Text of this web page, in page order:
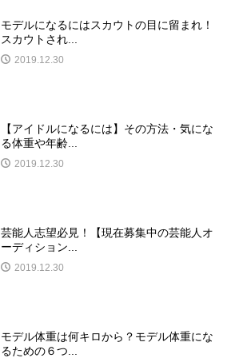
モデルになるにはスカウトの目に留まれ！
スカウトされ...
2019.12.30
【アイドルになるには】その方法・気にな
る体重や年齢...
2019.12.30
芸能人志望必見！【現在募集中の芸能人オ
ーディション...
2019.12.30
モデル体重は何キロから？モデル体重にな
るための６つ...